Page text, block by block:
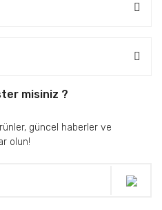
misiniz ?
güncel haberler ve
olun!